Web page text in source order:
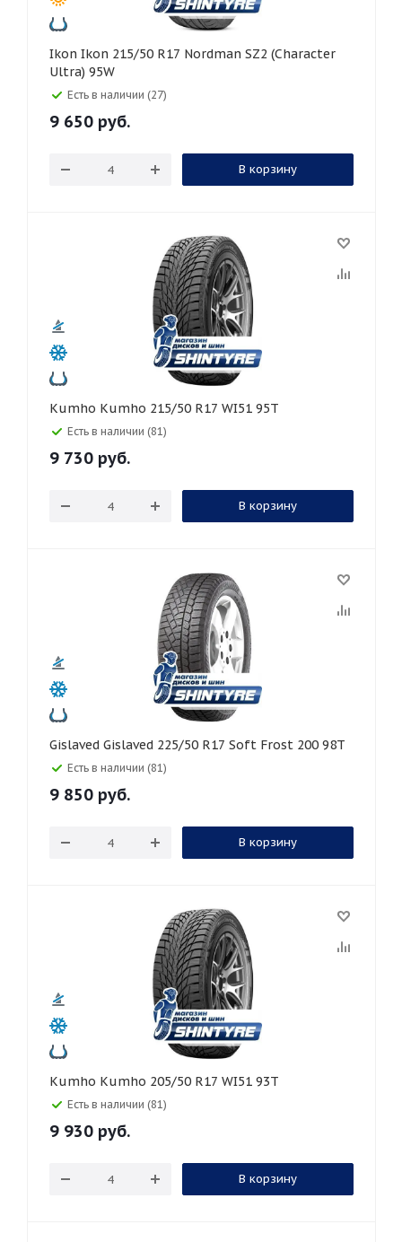
Ikon Ikon 215/50 R17 Nordman SZ2 (Character
Ultra) 95W
Есть в наличии (27)
9 650 руб.
В корзину
Kumho Kumho 215/50 R17 WI51 95T
Есть в наличии (81)
9 730 руб.
В корзину
Gislaved Gislaved 225/50 R17 Soft Frost 200 98T
Есть в наличии (81)
9 850 руб.
В корзину
Kumho Kumho 205/50 R17 WI51 93T
Есть в наличии (81)
9 930 руб.
В корзину